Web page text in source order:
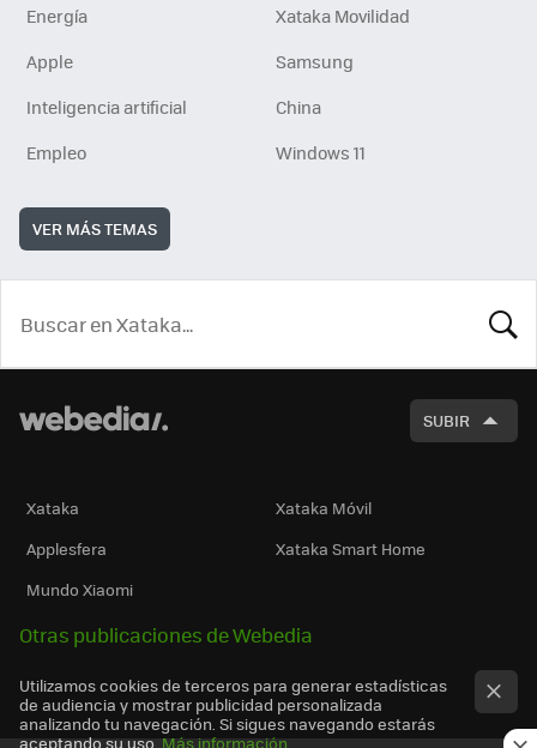
Energía
Xataka Movilidad
Apple
Samsung
Inteligencia artificial
China
Empleo
Windows 11
VER MÁS TEMAS
SUBIR
Xataka
Xataka Móvil
Applesfera
Xataka Smart Home
Mundo Xiaomi
Otras publicaciones de Webedia
Utilizamos cookies de terceros para generar estadísticas
de audiencia y mostrar publicidad personalizada
analizando tu navegación. Si sigues navegando estarás
aceptando su uso. Más información